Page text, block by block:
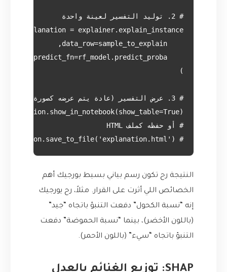
# explanation.save_to_file('explanation.html')
النتيجة رح تكون رسم بياني بسيط بورجيك أهم
الخصائص اللي أثرت على القرار. مثلاً، رح يورجيك
إنه “نسبة الكحول” دفعت التنبؤ باتجاه “جيد”
(باللون الأخضر)، بينما “نسبة الحموضة” دفعت
التنبؤ باتجاه “سيء” (باللون الأحمر).